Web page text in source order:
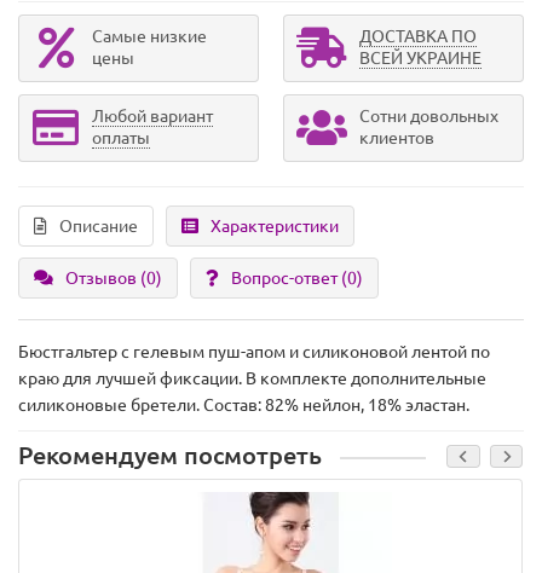
Самые низкие
цены
ДОСТАВКА ПО
ВСЕЙ УКРАИНЕ
Любой вариант
оплаты
Сотни довольных
клиентов
Описание Характеристики
Отзывов (0) Вопрос-ответ(0)
Бюстгальтер с гелевым пуш-апом и силиконовой лентой по
краю для лучшей фиксации. В комплекте дополнительные
силиконовые бретели. Состав: 82% нейлон, 18% эластан.
Рекомендуем посмотреть